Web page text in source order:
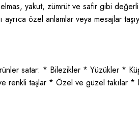
yakut, zümrüt ve safir gibi
özel anlamlar veya mesajlar
satar: * Bilezikler * Yüzükler
renkli taşlar * Özel ve güzel takılar *